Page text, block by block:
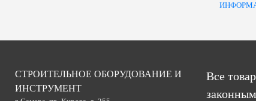
СТРОИТЕЛЬНОЕ ОБОРУДОВАНИЕ И
ИНСТРУМЕНТ
Все